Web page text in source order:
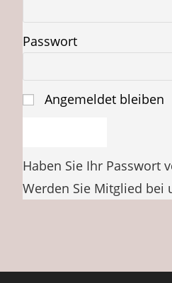
Passwort
Angemeldet bleiben
Haben Sie Ihr Passwort
Werden Sie Mitglied bei